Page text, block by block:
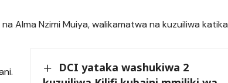
Alma Nzimi Muiya, walikamatwa na kuzuiliwa katika
DCI yataka washukiwa 2